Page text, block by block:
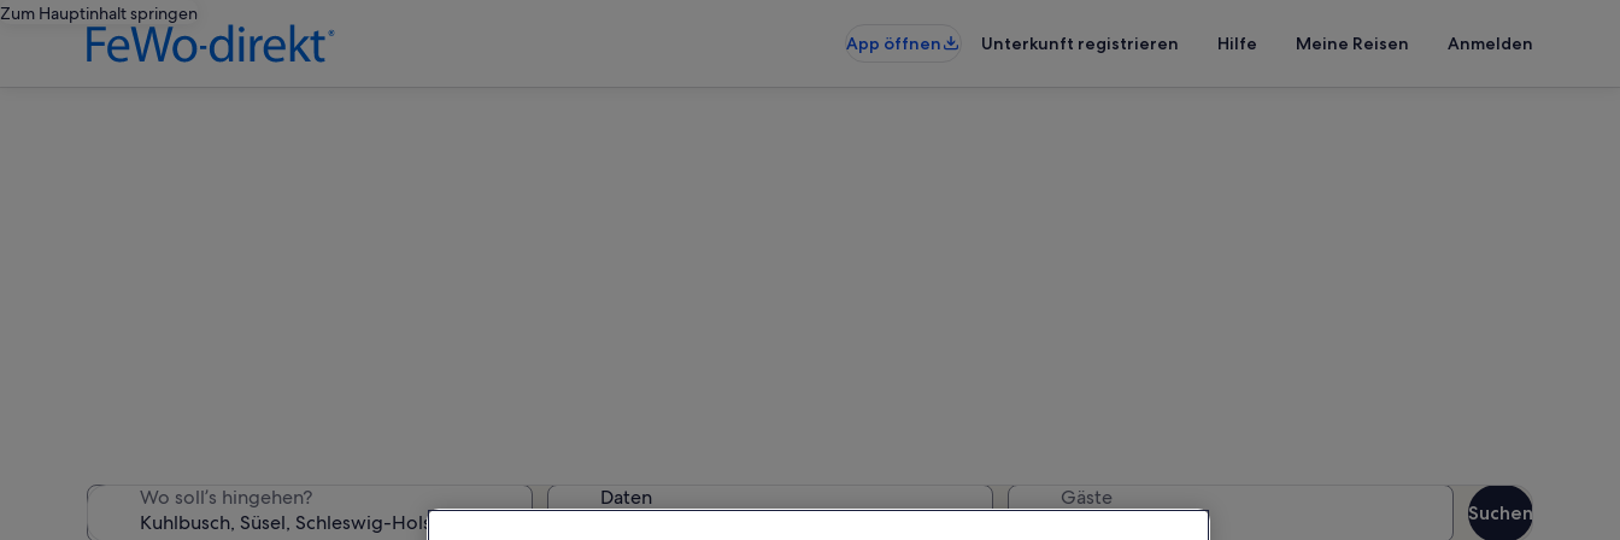
Zum Hauptinhalt springen
App öffnen
Unterkunft registrieren Hilfe Meine Reisen Anmelden
Wo soll’s hingehen? Daten
Gäste
Suchen